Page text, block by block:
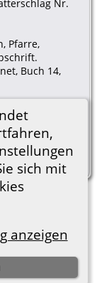
sich mit
anzeigen
Nr.
Pfarre,
Buch 14,
25 Jun
Abschrift.
Buch 10A,
Tochter
2026.